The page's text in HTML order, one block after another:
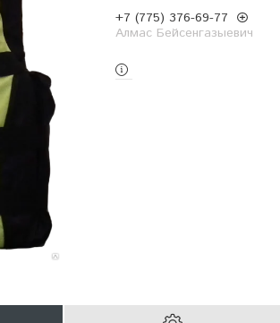
+7 (775) 376-69-77
Алмас Бейсенгазыевич